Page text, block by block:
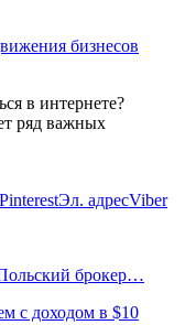
бизнесов
в интернете?
ряд важных
PinterestЭл. адресViber
брокер…
с доходом в $10